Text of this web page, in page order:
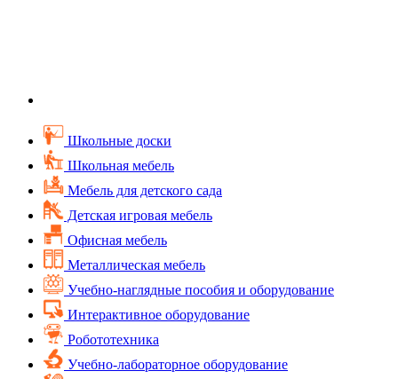
Школьные доски
Школьная мебель
Мебель для детского сада
Детская игровая мебель
Офисная мебель
Металлическая мебель
Учебно-наглядные пособия и оборудование
Интерактивное оборудование
Робототехника
Учебно-лабораторное оборудование